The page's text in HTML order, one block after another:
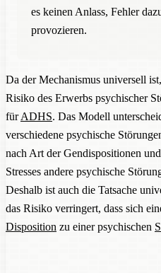
es keinen Anlass, Fehler
provozieren.
Da der Mechanismus universell
Risiko des Erwerbs psychischer
fürADHS. Das Modell
verschiedene psychische
nach Art der Gendispositionen
Stresses andere psychische
Deshalb ist auch die Tatsache
das Risiko verringert, dass sich
Disposition zu einer psychischen